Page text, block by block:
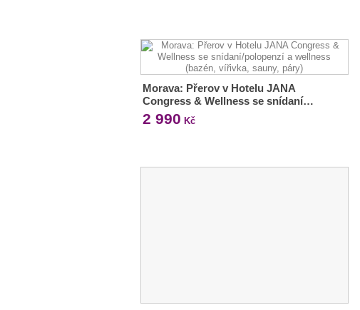
Morava: Přerov v Hotelu JANA
Congress & Wellness se snídaní…
2 990 Kč